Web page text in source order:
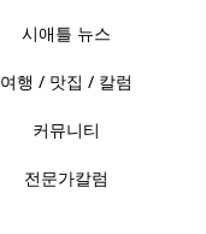
시애틀 뉴스
여행 / 맛집 / 칼럼
커뮤니티
전문가칼럼